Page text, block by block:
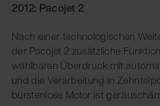
2012: Pacojet 2
Nach einer technologischen
der Pacojet 2 zusätzliche
wählbaren Überdruck mit
und die Verarbeitung in
bürstenlose Motor ist